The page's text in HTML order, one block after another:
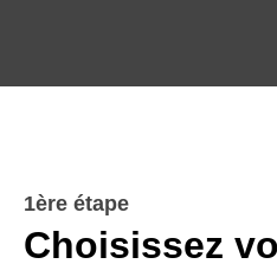
1ère étape
Choisissez